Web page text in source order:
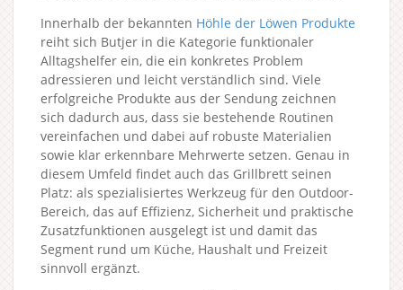
Innerhalb der bekannten Höhle der Löwen Produkte
reiht sich Butjer in die Kategorie funktionaler
Alltagshelfer ein, die ein konkretes Problem
adressieren und leicht verständlich sind. Viele
erfolgreiche Produkte aus der Sendung zeichnen
sich dadurch aus, dass sie bestehende Routinen
vereinfachen und dabei auf robuste Materialien
sowie klar erkennbare Mehrwerte setzen. Genau in
diesem Umfeld findet auch das Grillbrett seinen
Platz: als spezialisiertes Werkzeug für den Outdoor-
Bereich, das auf Effizienz, Sicherheit und praktische
Zusatzfunktionen ausgelegt ist und damit das
Segment rund um Küche, Haushalt und Freizeit
sinnvoll ergänzt.